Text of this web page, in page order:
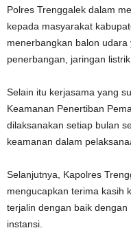
Polres Trenggalek dalam
kepada masyarakat
menerbangkan balon
penerbangan, jaringan
Selain itu kerjasama yang
Keamanan Penertiban
dilaksanakan setiap bulan
keamanan dalam
Selanjutnya, Kapolres
mengucapkan terima kasih
terjalin dengan baik
instansi.